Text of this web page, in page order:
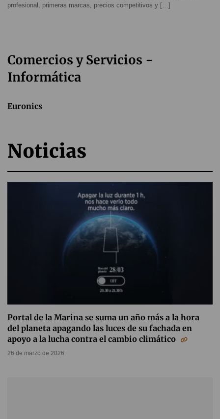
profesional, primeras marcas, precios competitivos y […]
Comercios y Servicios -
Informática
Euronics
Noticias
Portal de la Marina se suma un año más a la hora
del planeta apagando las luces de su fachada en
apoyo a la lucha contra el cambio climático
26 de marzo de 2026